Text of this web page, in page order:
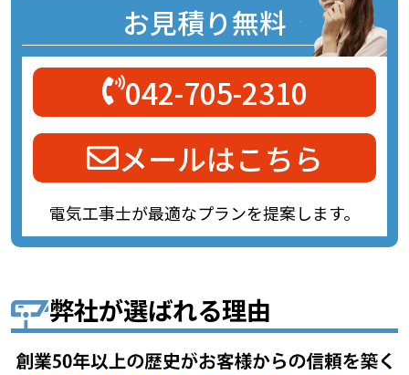
お見積り無料
042-705-2310
メールはこちら
電気工事士が最適なプランを提案します。
弊社が選ばれる理由